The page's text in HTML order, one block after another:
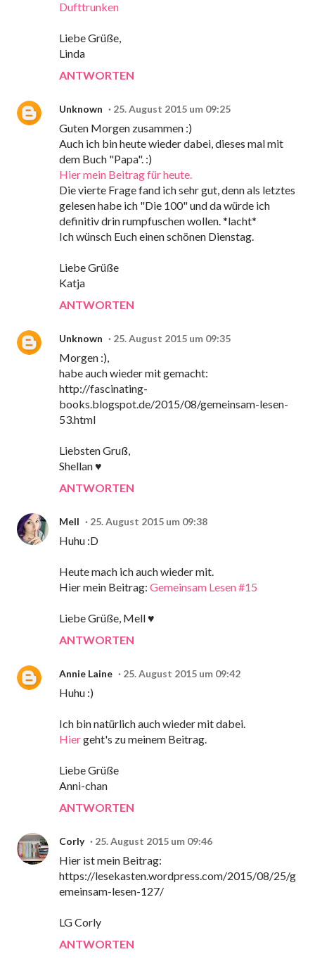
Dufttrunken
Liebe Grüße,
Linda
ANTWORTEN
Unknown 25. August 2015 um 09:25
Guten Morgen zusammen :)
Auch ich bin heute wieder dabei, dieses mal mit
dem Buch "Papa". :)
Hier mein Beitrag für heute.
Die vierte Frage fand ich sehr gut, denn als letztes
gelesen habe ich "Die 100" und da würde ich
definitiv drin rumpfuschen wollen. *lacht*
Ich wünsch Euch einen schönen Dienstag.
Liebe Grüße
Katja
ANTWORTEN
Unknown 25. August 2015 um 09:35
Morgen :),
habe auch wieder mit gemacht:
http://fascinating-
books.blogspot.de/2015/08/gemeinsam-lesen-
53.html
Liebsten Gruß,
Shellan ♥
ANTWORTEN
Mell 25. August 2015 um 09:38
Huhu :D
Heute mach ich auch wieder mit.
Hier mein Beitrag: Gemeinsam Lesen #15
Liebe Grüße, Mell ♥
ANTWORTEN
Annie Laine 25. August 2015 um 09:42
Huhu :)
Ich bin natürlich auch wieder mit dabei.
Hiergeht's zu meinem Beitrag.
Liebe Grüße
Anni-chan
ANTWORTEN
Corly 25. August 2015 um 09:46
Hier ist mein Beitrag:
https://lesekasten.wordpress.com/2015/08/25/g
emeinsam-lesen-127/
LG Corly
ANTWORTEN